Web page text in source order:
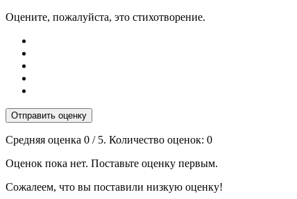
Оцените, пожалуйста, это стихотворение.
Отправить оценку
Средняя оценка 0 / 5. Количество оценок: 0
Оценок пока нет. Поставьте оценку первым.
Сожалеем, что вы поставили низкую оценку!